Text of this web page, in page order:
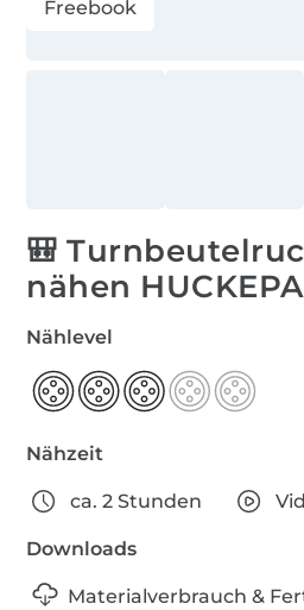
Freebook
🎒
nähen
Nählevel
Nähzeit
ca. 2 Stunden
Downloads
Materialverbrauch &